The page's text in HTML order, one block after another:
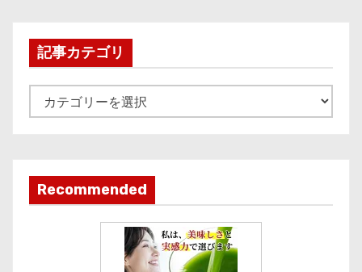
v
記事カテゴリ
事
ゴ
リ
Recommended